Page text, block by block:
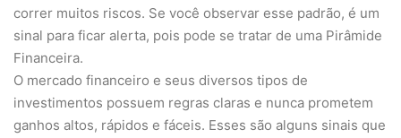
correr muitos riscos. Se você observar esse padrão, é um
sinal para ficar alerta, pois pode se tratar de uma Pirâmide
Financeira.
O mercado financeiro e seus diversos tipos de
investimentos possuem regras claras e nunca prometem
ganhos altos, rápidos e fáceis. Esses são alguns sinais que